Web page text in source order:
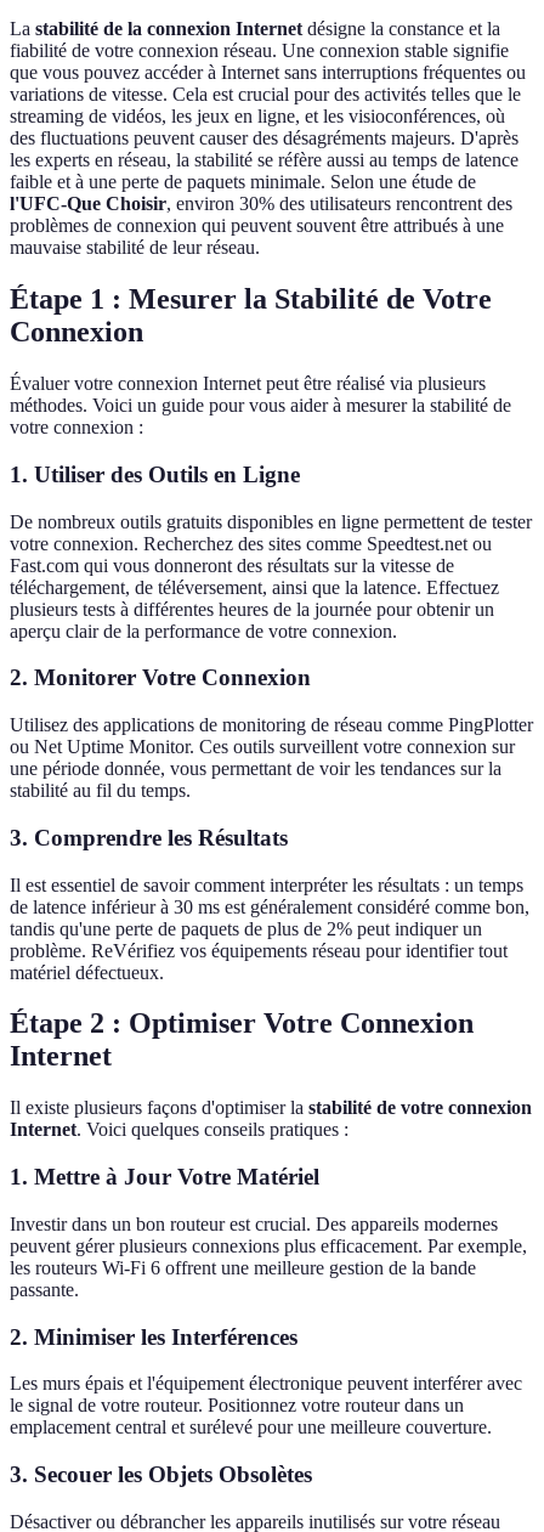
La stabilité de la connexion Internetdésigne la constance et la
fiabilité de votre connexion réseau. Une connexion stable signifie
que vous pouvez accéder à Internet sans interruptions fréquentes ou
variations de vitesse. Cela est crucial pour des activités telles que le
streaming de vidéos, les jeux en ligne, et les visioconférences, où
des fluctuations peuvent causer des désagréments majeurs. D'après
les experts en réseau, la stabilité se réfère aussi au temps de latence
faible et à une perte de paquets minimale. Selon une étude de
l'UFC-Que Choisir, environ 30% des utilisateurs rencontrent des
problèmes de connexion qui peuvent souvent être attribués à une
mauvaise stabilité de leur réseau.
Étape 1 : Mesurer la Stabilité de Votre
Connexion
Évaluer votre connexion Internet peut être réalisé via plusieurs
méthodes. Voici un guide pour vous aider à mesurer la stabilité de
votre connexion :
1. Utiliser des Outils en Ligne
De nombreux outils gratuits disponibles en ligne permettent de tester
votre connexion. Recherchez des sites comme Speedtest.net ou
Fast.com qui vous donneront des résultats sur la vitesse de
téléchargement, de téléversement, ainsi que la latence. Effectuez
plusieurs tests à différentes heures de la journée pour obtenir un
aperçu clair de la performance de votre connexion.
2. Monitorer Votre Connexion
Utilisez des applications de monitoring de réseau comme PingPlotter
ou Net Uptime Monitor. Ces outils surveillent votre connexion sur
une période donnée, vous permettant de voir les tendances sur la
stabilité au fil du temps.
3. Comprendre les Résultats
Il est essentiel de savoir comment interpréter les résultats : un temps
de latence inférieur à 30 ms est généralement considéré comme bon,
tandis qu'une perte de paquets de plus de 2% peut indiquer un
problème. ReVérifiez vos équipements réseau pour identifier tout
matériel défectueux.
Étape 2 : Optimiser Votre Connexion
Internet
Il existe plusieurs façons d'optimiser la stabilité de votre connexion
Internet. Voici quelques conseils pratiques :
1. Mettre à Jour Votre Matériel
Investir dans un bon routeur est crucial. Des appareils modernes
peuvent gérer plusieurs connexions plus efficacement. Par exemple,
les routeurs Wi-Fi 6 offrent une meilleure gestion de la bande
passante.
2. Minimiser les Interférences
Les murs épais et l'équipement électronique peuvent interférer avec
le signal de votre routeur. Positionnez votre routeur dans un
emplacement central et surélevé pour une meilleure couverture.
3. Secouer les Objets Obsolètes
Désactiver ou débrancher les appareils inutilisés sur votre réseau